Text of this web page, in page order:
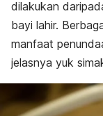
dilakukan
bayi lahir.
manfaat
jelasnya yuk